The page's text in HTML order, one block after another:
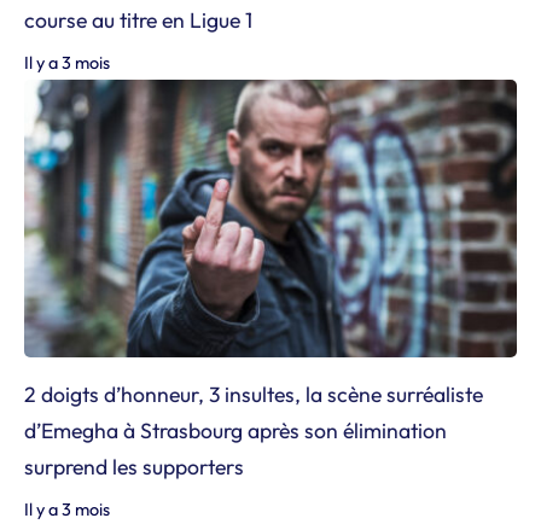
course au titre en Ligue 1
Il y a 3 mois
2 doigts d’honneur, 3 insultes, la scène surréaliste
d’Emegha à Strasbourg après son élimination
surprend les supporters
Il y a 3 mois